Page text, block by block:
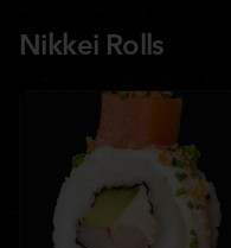
Nikkei Rolls